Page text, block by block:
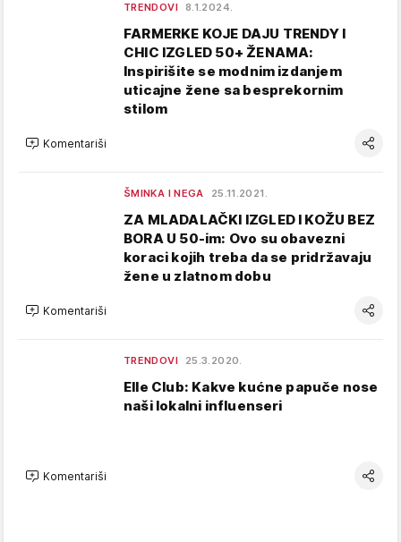
TRENDOVI 8.1.2024.
FARMERKE KOJE DAJU TRENDY I
CHIC IZGLED 50+ ŽENAMA:
Inspirišite se modnim izdanjem
uticajne žene sa besprekornim
stilom
Komentariši
ŠMINKA I NEGA 25.11.2021.
ZA MLADALAČKI IZGLED I KOŽU BEZ
BORA U 50-im: Ovo su obavezni
koraci kojih treba da se pridržavaju
žene u zlatnom dobu
Komentariši
TRENDOVI 25.3.2020.
Elle Club: Kakve kućne papuče nose
naši lokalni influenseri
Komentariši